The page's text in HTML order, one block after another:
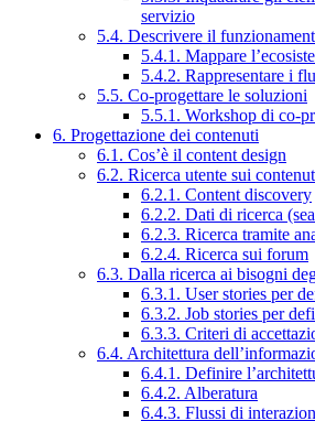
servizio
5.4. Descrivere il
5.4.1. Mappare
5.4.2. Rappresentare i
5.5. Co-progettare le soluzioni
5.5.1. Workshop di co-
6. Progettazione dei contenuti
6.1. Cos’è il content design
6.2. Ricerca utente sui
6.2.1. Content discovery
6.2.2. Dati di ricerca
6.2.3. Ricerca tramite
6.2.4. Ricerca sui forum
6.3. Dalla ricerca ai bisogni
6.3.1. User stories per
6.3.2. Job stories per
6.3.3. Criteri di
6.4. Architettura
6.4.1. Definire
6.4.2. Alberatura
6.4.3. Flussi di